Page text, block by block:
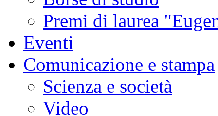
Premi di laurea
Eventi
Comunicazione e stampa
Scienza e società
Video